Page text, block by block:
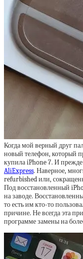
Когда мой верный друг
новый телефон, который
купила iPhone 7. И
AliExpress. Наверное,
refurbished или,
Под восстановленный
на заводе.
то есть им кто-то
причине. Не всегда эта
программе замены на